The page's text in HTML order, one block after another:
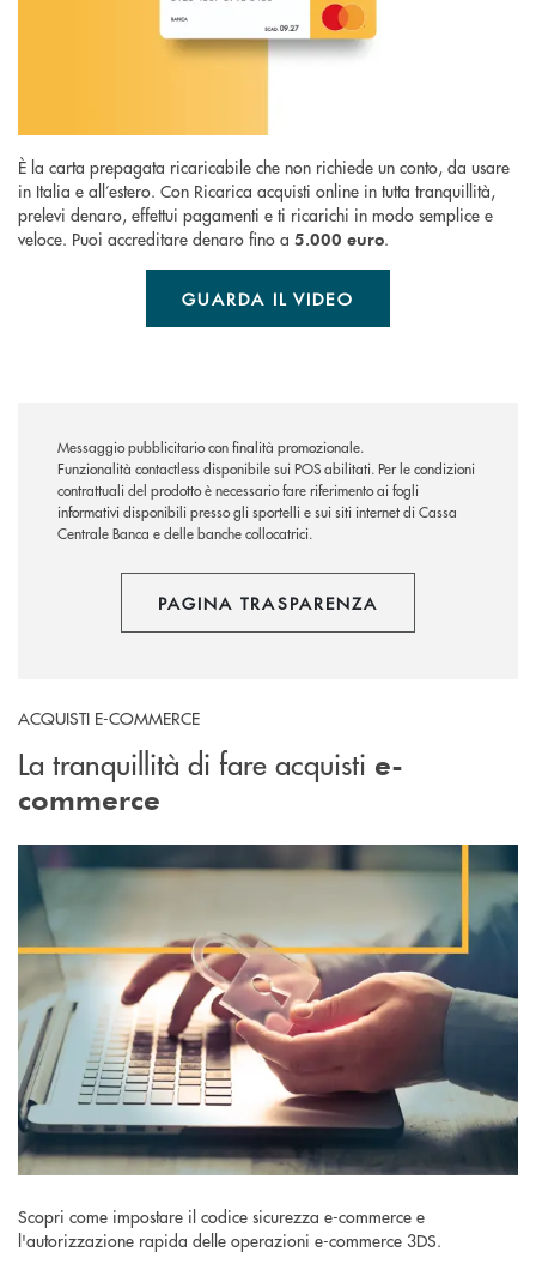
È la carta prepagata ricaricabile che non richiede un conto, da usare
in Italia e all’estero. Con Ricarica acquisti online in tutta tranquillità,
prelevi denaro, effettui pagamenti e ti ricarichi in modo semplice e
veloce. Puoi accreditare denaro fino a 5.000 euro.
GUARDA IL VIDEO
Messaggio pubblicitario con finalità promozionale.
Funzionalità contactless disponibile sui POS abilitati. Per le condizioni
contrattuali del prodotto è necessario fare riferimento ai fogli
informativi disponibili presso gli sportelli e sui siti internet di Cassa
Centrale Banca e delle banche collocatrici.
PAGINA TRASPARENZA
ACQUISTI E-COMMERCE
La tranquillità di fare acquisti e-
commerce
Scopri come impostare il codice sicurezza e-commerce e
l'autorizzazione rapida delle operazioni e-commerce 3DS.